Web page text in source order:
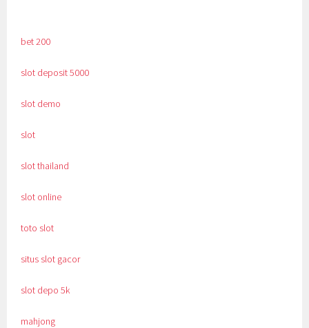
bet 200
slot deposit 5000
slot demo
slot
slot thailand
slot online
toto slot
situs slot gacor
slot depo 5k
mahjong